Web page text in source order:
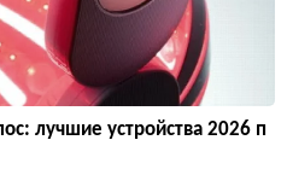
лучшие устройства 2026 п